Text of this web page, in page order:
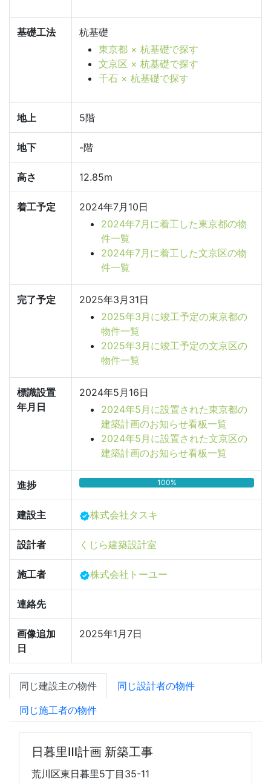
基礎工法
杭基礎
東京都 × 杭基礎で探す
文京区 × 杭基礎で探す
千石 × 杭基礎で探す
地上 5階
地下 -階
高さ 12.85m
着工予定
2024年7月10日
2024年7月に着工した東京都の物
件一覧
2024年7月に着工した文京区の物
件一覧
完了予定
2025年3月31日
2025年3月に竣工予定の東京都の
物件一覧
2025年3月に竣工予定の文京区の
物件一覧
標識設置
年月日
2024年5月16日
2024年5月に設置された東京都の
建築計画のお知らせ看板一覧
2024年5月に設置された文京区の
建築計画のお知らせ看板一覧
進捗 100%
建設主 株式会社タスキ
設計者 くじら建築設計室
施工者 株式会社トーユー
連絡先
画像追加
日
2025年1月7日
同じ建設主の物件
同じ設計者の物件
同じ施工者の物件
日暮里Ⅲ計画 新築工事
荒川区東日暮里5丁目35-11